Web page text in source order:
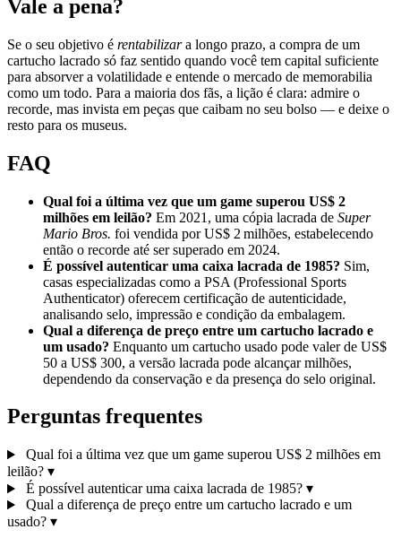
Vale a pena?
Se o seu objetivo é rentabilizara longo prazo, a compra de um
cartucho lacrado só faz sentido quando você tem capital suficiente
para absorver a volatilidade e entende o mercado de memorabilia
como um todo. Para a maioria dos fãs, a lição é clara: admire o
recorde, mas invista em peças que caibam no seu bolso — e deixe o
resto para os museus.
FAQ
Qual foi a última vez que um game superou US$ 2
milhões em leilão? Em 2021, uma cópia lacrada de Super
Mario Bros. foi vendida por US$ 2 milhões, estabelecendo
então o recorde até ser superado em 2024.
É possível autenticar uma caixa lacrada de 1985? Sim,
casas especializadas como a PSA (Professional Sports
Authenticator) oferecem certificação de autenticidade,
analisando selo, impressão e condição da embalagem.
Qual a diferença de preço entre um cartucho lacrado e
um usado? Enquanto um cartucho usado pode valer de US$
50 a US$ 300, a versão lacrada pode alcançar milhões,
dependendo da conservação e da presença do selo original.
Perguntas frequentes
Qual foi a última vez que um game superou US$ 2 milhões em
leilão? ▾
É possível autenticar uma caixa lacrada de 1985? ▾
Qual a diferença de preço entre um cartucho lacrado e um
usado? ▾